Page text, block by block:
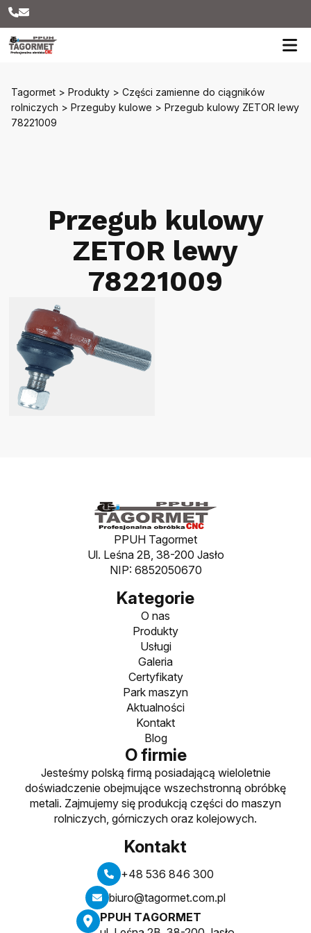
Tagormet > Produkty > Części zamienne do ciągników
rolniczych > Przeguby kulowe > Przegub kulowy ZETOR lewy
78221009
Przegub kulowy
ZETOR lewy
78221009
PPUH Tagormet
Ul. Leśna 2B, 38-200 Jasło
NIP: 6852050670
Kategorie
O nas
Produkty
Usługi
Galeria
Certyfikaty
Park maszyn
Aktualności
Kontakt
Blog
O firmie
Jesteśmy polską firmą posiadającą wieloletnie
doświadczenie obejmujące wszechstronną obróbkę
metali. Zajmujemy się produkcją części do maszyn
rolniczych, górniczych oraz kolejowych.
Kontakt
+48 536 846 300
biuro@tagormet.com.pl
PPUH TAGORMET